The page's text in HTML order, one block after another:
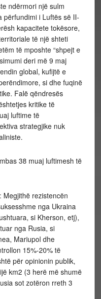
ndërmori një sulm
përfundimi i Luftës së II-
kapacitete tokësore,
të një shteti
të mposhte “shpejt e
deri më 9 maj
global, kufijtë e
si dhe fuqinë
Falë qëndresës
kritike të
luftime të
strategjike nuk
38 muaj luftimesh të
rezistencën
nga Ukraina
si Kherson, etj),
nga Rusia, si
Mariupol dhe
15%-20% të
për opinionin publik,
km2 (3 herë më shumë
sot zotëron rreth 3